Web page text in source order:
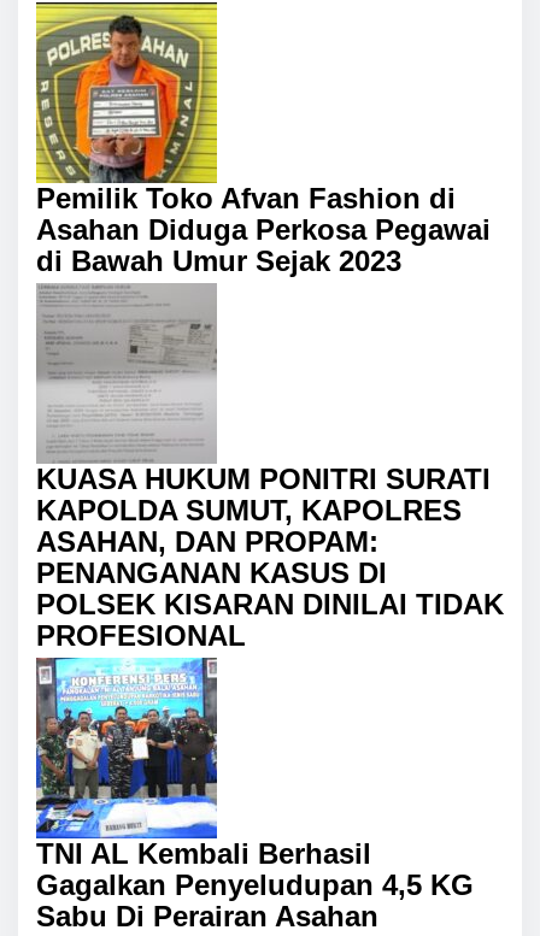
Pemilik Toko Afvan Fashion di
Asahan Diduga Perkosa Pegawai
di Bawah Umur Sejak 2023
KUASA HUKUM PONITRI SURATI
KAPOLDA SUMUT, KAPOLRES
ASAHAN, DAN PROPAM:
PENANGANAN KASUS DI
POLSEK KISARAN DINILAI TIDAK
PROFESIONAL
TNI AL Kembali Berhasil
Gagalkan Penyeludupan 4,5 KG
Sabu Di Perairan Asahan